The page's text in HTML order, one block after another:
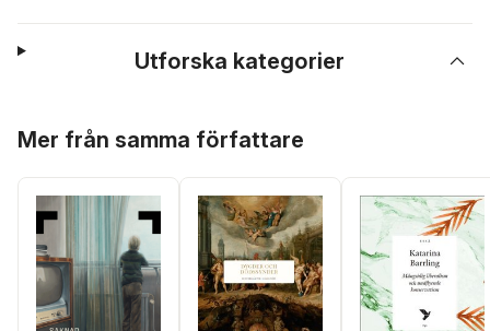
Utforska kategorier
Mer från samma författare